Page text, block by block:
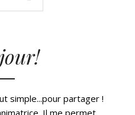
simple...pour partager !
Il me permet